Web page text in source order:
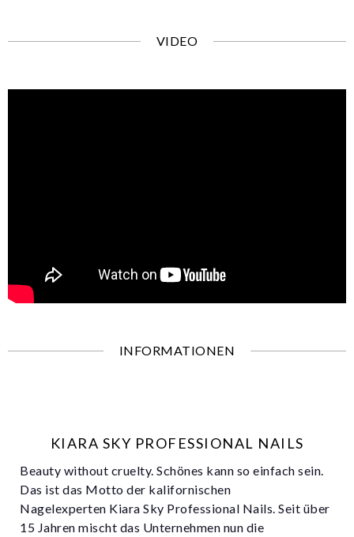
VIDEO
INFORMATIONEN
KIARA SKY PROFESSIONAL NAILS
Beauty without cruelty. Schönes kann so einfach sein.
Das ist das Motto der kalifornischen
Nagelexperten Kiara Sky Professional Nails. Seit über
15 Jahren mischt das Unternehmen nun die